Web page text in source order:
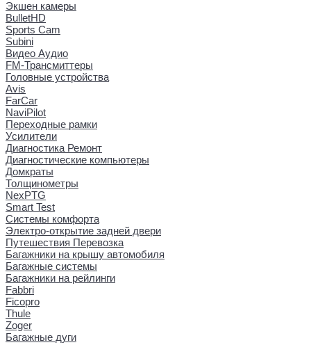
Экшен камеры
BulletHD
Sports Cam
Subini
Видео Аудио
FM-Трансмиттеры
Головные устройства
Avis
FarCar
NaviPilot
Переходные рамки
Усилители
Диагностика Ремонт
Диагностические компьютеры
Домкраты
Толщинометры
NexPTG
Smart Test
Системы комфорта
Электро-открытие задней двери
Путешествия Перевозка
Багажники на крышу автомобиля
Багажные системы
Багажники на рейлинги
Fabbri
Ficopro
Thule
Zoger
Багажные дуги